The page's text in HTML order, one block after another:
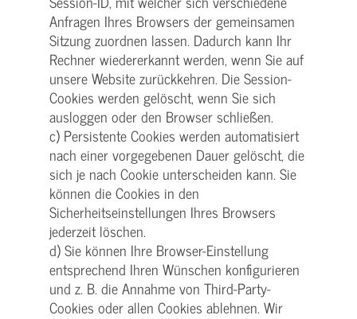
Anfragen Ihres Browsers der gemeinsamen
Sitzung zuordnen lassen. Dadurch kann Ihr
Rechner wiedererkannt werden, wenn Sie auf
unsere Website zurückkehren. Die Session-
Cookies werden gelöscht, wenn Sie sich
ausloggen oder den Browser schließen.
c) Persistente Cookies werden automatisiert
nach einer vorgegebenen Dauer gelöscht, die
sich je nach Cookie unterscheiden kann. Sie
können die Cookies in den
Sicherheitseinstellungen Ihres Browsers
jederzeit löschen.
d) Sie können Ihre Browser-Einstellung
entsprechend Ihren Wünschen konfigurieren
und z. B. die Annahme von Third-Party-
Cookies oder allen Cookies ablehnen. Wir